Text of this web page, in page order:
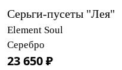
Серьги-пусеты "Лея"
Element Soul
Серебро
23 650 ₽